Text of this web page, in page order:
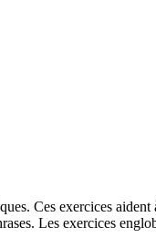
Ces exercices
Les exercices